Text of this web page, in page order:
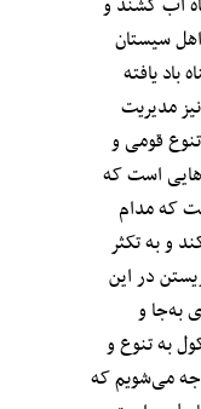
سیستان
باد یافته
مدیریت
قومی و
است که
که مدام
و به تکثر
در این
به‌جا و
به تنوع و
می‌شویم که